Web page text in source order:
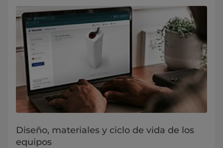
Diseño, materiales y ciclo de vida de los
equipos